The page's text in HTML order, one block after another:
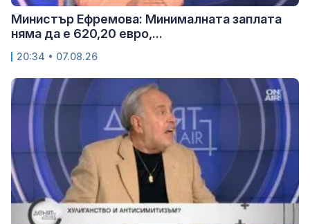
Министър Ефремова: Минималната заплата
няма да е 620,20 евро,...
20:34 • 07.08.26